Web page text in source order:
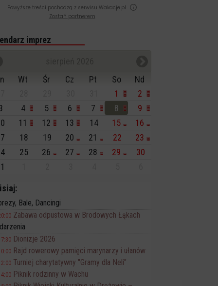
Powyższe treści pochodzą z serwisu Wakacje.pl
Zostań partnerem
imprez
Wt Śr Cz Pt So
Nd
1
2
4 5 6 7 8
9
11 12 13 14 15
16
18 19 20 21 22
23
25 26 27 28 29
30
Bale, Dancingi
Zabawa odpustowa w Brodowych Łąkach
Dionizje 2026
Rajd rowerowy pamięci marynarzy i ułanów
Turniej charytatywny "Gramy dla Neli"
Piknik rodzinny w Wachu